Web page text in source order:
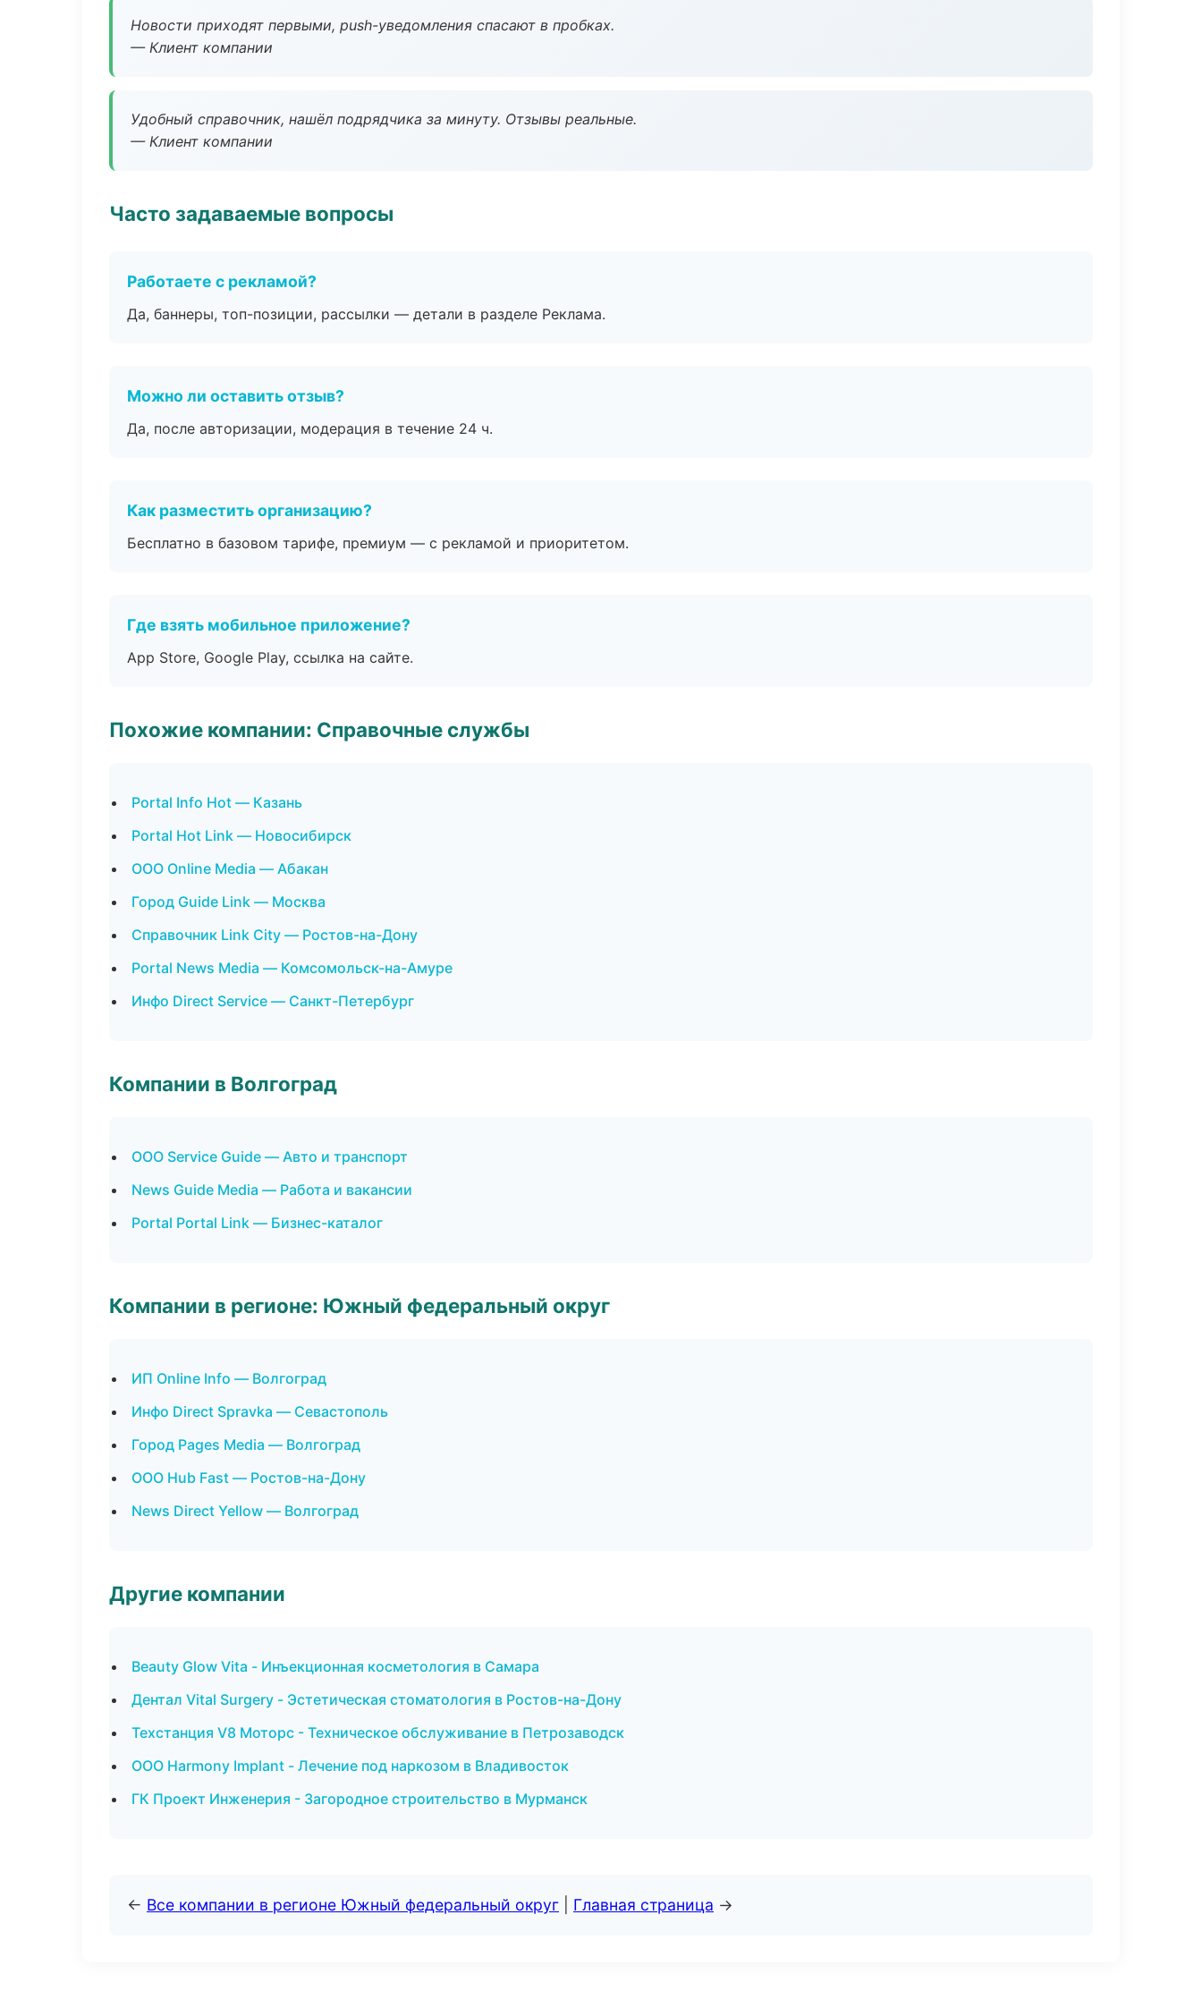
Новости приходят первыми, push-уведомления спасают в пробках.
— Клиент компании
Удобный справочник, нашёл подрядчика за минуту. Отзывы реальные.
— Клиент компании
Часто задаваемые вопросы
Работаете с рекламой?
Да, баннеры, топ-позиции, рассылки — детали в разделе Реклама.
Можно ли оставить отзыв?
Да, после авторизации, модерация в течение 24 ч.
Как разместить организацию?
Бесплатно в базовом тарифе, премиум — с рекламой и приоритетом.
Где взять мобильное приложение?
App Store, Google Play, ссылка на сайте.
Похожие компании: Справочные службы
Portal Info Hot — Казань
Portal Hot Link — Новосибирск
ООО Online Media — Абакан
Город Guide Link — Москва
Справочник Link City — Ростов-на-Дону
Portal News Media — Комсомольск-на-Амуре
Инфо Direct Service — Санкт-Петербург
Компании в Волгоград
ООО Service Guide — Авто и транспорт
News Guide Media — Работа и вакансии
Portal Portal Link — Бизнес-каталог
Компании в регионе: Южный федеральный округ
ИП Online Info — Волгоград
Инфо Direct Spravka — Севастополь
Город Pages Media — Волгоград
ООО Hub Fast — Ростов-на-Дону
News Direct Yellow — Волгоград
Другие компании
Beauty Glow Vita - Инъекционная косметология в Самара
Дентал Vital Surgery - Эстетическая стоматология в Ростов-на-Дону
Техстанция V8 Моторс - Техническое обслуживание в Петрозаводск
ООО Harmony Implant - Лечение под наркозом в Владивосток
ГК Проект Инженерия - Загородное строительство в Мурманск
← Все компании в регионе Южный федеральный округ Главная страница →